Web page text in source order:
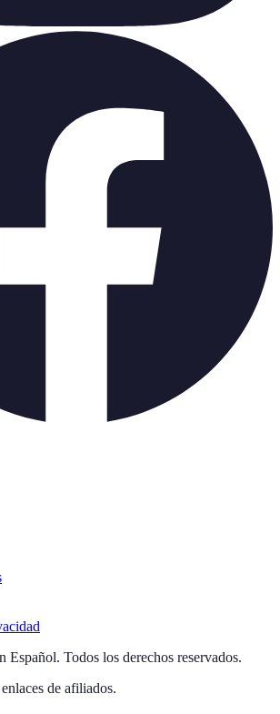
Español. Todos los derechos reservados.
de afiliados.